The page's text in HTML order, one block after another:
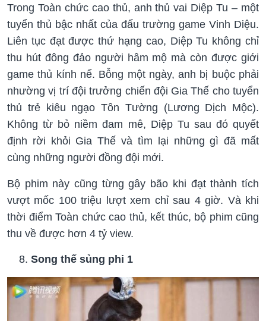
Trong Toàn chức cao thủ, anh thủ vai Diệp Tu – một
tuyển thủ bậc nhất của đấu trường game Vinh Diệu.
Liên tục đạt được thứ hạng cao, Diệp Tu không chỉ
thu hút đông đảo người hâm mộ mà còn được giới
game thủ kính nể. Bỗng một ngày, anh bị buộc phải
nhường vị trí đội trưởng chiến đội Gia Thế cho tuyển
thủ trẻ kiêu ngạo Tôn Tường (Lương Dịch Mộc).
Không từ bỏ niềm đam mê, Diệp Tu sau đó quyết
định rời khỏi Gia Thế và tìm lại những gì đã mất
cùng những người đồng đội mới.
Bộ phim này cũng từng gây bão khi đạt thành tích
vượt mốc 100 triệu lượt xem chỉ sau 4 giờ. Và khi
thời điểm Toàn chức cao thủ, kết thúc, bộ phim cũng
thu về được hơn 4 tỷ view.
Song thế sủng phi 1